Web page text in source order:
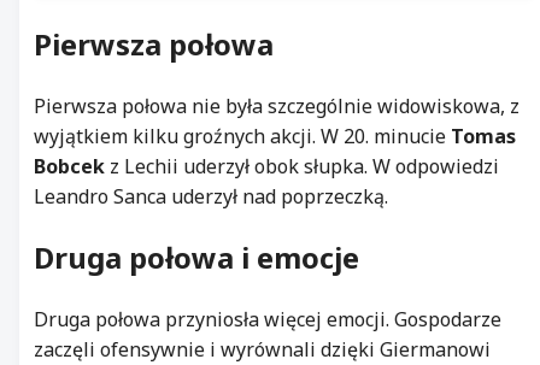
Pierwsza połowa
Pierwsza połowa nie była szczególnie widowiskowa, z
wyjątkiem kilku groźnych akcji. W 20. minucie Tomas
Bobcek z Lechii uderzył obok słupka. W odpowiedzi
Leandro Sanca uderzył nad poprzeczką.
Druga połowa i emocje
Druga połowa przyniosła więcej emocji. Gospodarze
zaczęli ofensywnie i wyrównali dzięki Giermanowi